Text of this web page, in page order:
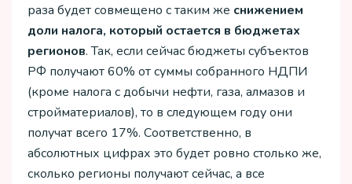
раза будет совмещено с таким же снижением
доли налога, который остается в бюджетах
регионов. Так, если сейчас бюджеты субъектов
РФ получают 60% от суммы собранного НДПИ
(кроме налога с добычи нефти, газа, алмазов и
стройматериалов), то в следующем году они
получат всего 17%. Соответственно, в
абсолютных цифрах это будет ровно столько же,
сколько регионы получают сейчас, а все